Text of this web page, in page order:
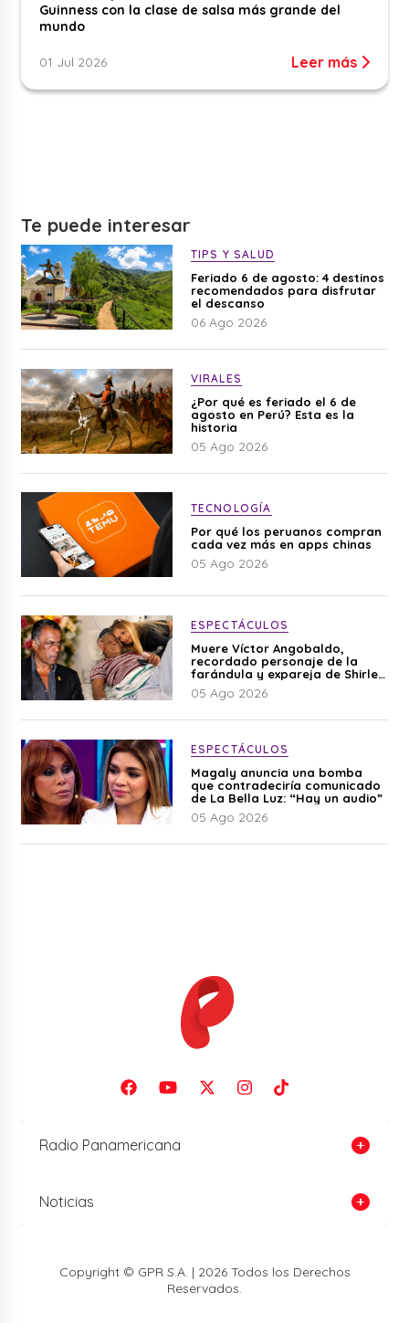
Guinness con la clase de salsa más grande del
mundo
01 Jul 2026 Leer más
Te puede interesar
TIPS Y SALUD
Feriado 6 de agosto: 4 destinos
recomendados para disfrutar
el descanso
06 Ago 2026
VIRALES
¿Por qué es feriado el 6 de
agosto en Perú? Esta es la
historia
05 Ago 2026
TECNOLOGÍA
Por qué los peruanos compran
cada vez más en apps chinas
05 Ago 2026
ESPECTÁCULOS
Muere Víctor Angobaldo,
recordado personaje de la
farándula y expareja de Shirley
Cherres
05 Ago 2026
ESPECTÁCULOS
Magaly anuncia una bomba
que contradeciría comunicado
de La Bella Luz: “Hay un audio”
05 Ago 2026
Radio Panamericana
Noticias
Copyright © GPR S.A. | 2026 Todos los Derechos
Reservados.